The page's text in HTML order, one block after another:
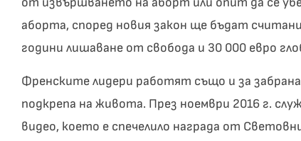
аборта, според новия закон ще бъдат
години лишаване от свобода и 30 000 евро
Френските лидери работят също и за
подкрепа на живота. През ноември 2016 г.
видео, което е спечелило награда от